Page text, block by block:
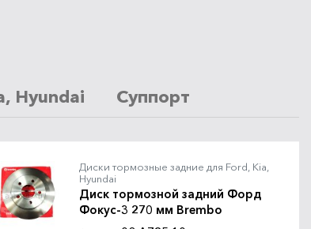
Hyundai Суппорт передний
Диски тормозные задние для Ford, Kia,
Hyundai
Диск тормозной задний Форд
Фокус-3 270 мм Brembo